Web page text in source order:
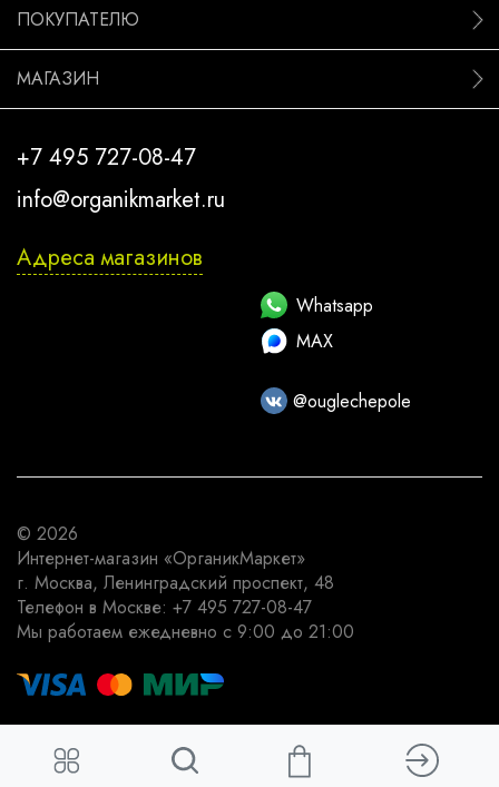
ПОКУПАТЕЛЮ
МАГАЗИН
+7 495 727-08-47
info@organikmarket.ru
Адреса магазинов
Whatsapp
MAX
@ouglechepole
© 2026
Интернет-магазин «ОрганикМаркет»
г. Москва, Ленинградский проспект, 48
Телефон в Москве: +7 495 727-08-47
Мы работаем ежедневно с 9:00 до 21:00